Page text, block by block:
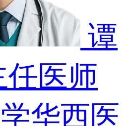
谭
任医师
华西医